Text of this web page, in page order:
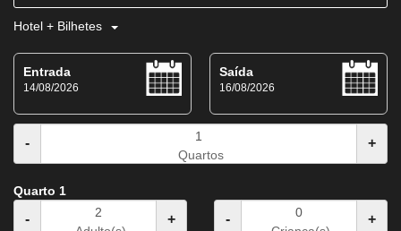
Hotel + Bilhetes
Entrada
14/08/2026
Saída
16/08/2026
-
Quartos
+
Quarto 1
- + - +